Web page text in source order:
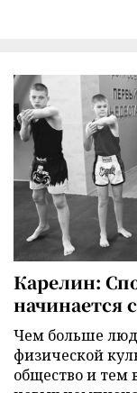
Карелин:
начинается
Чем больше
физической
общество и тем